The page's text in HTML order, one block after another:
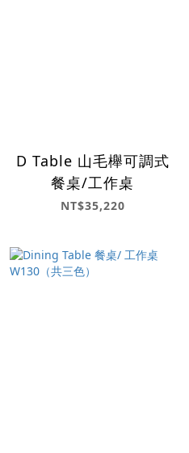
D Table 山毛櫸可調式
餐桌/工作桌
NT$35,220